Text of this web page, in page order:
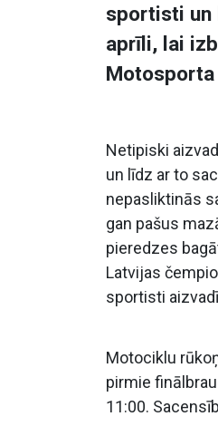
sportisti un
aprīli, lai
Netipiski
un līdz ar to
nepasliktinās
gan pašus
pieredzes
Latvijas
sportisti
Motociklu
pirmie
11:00.